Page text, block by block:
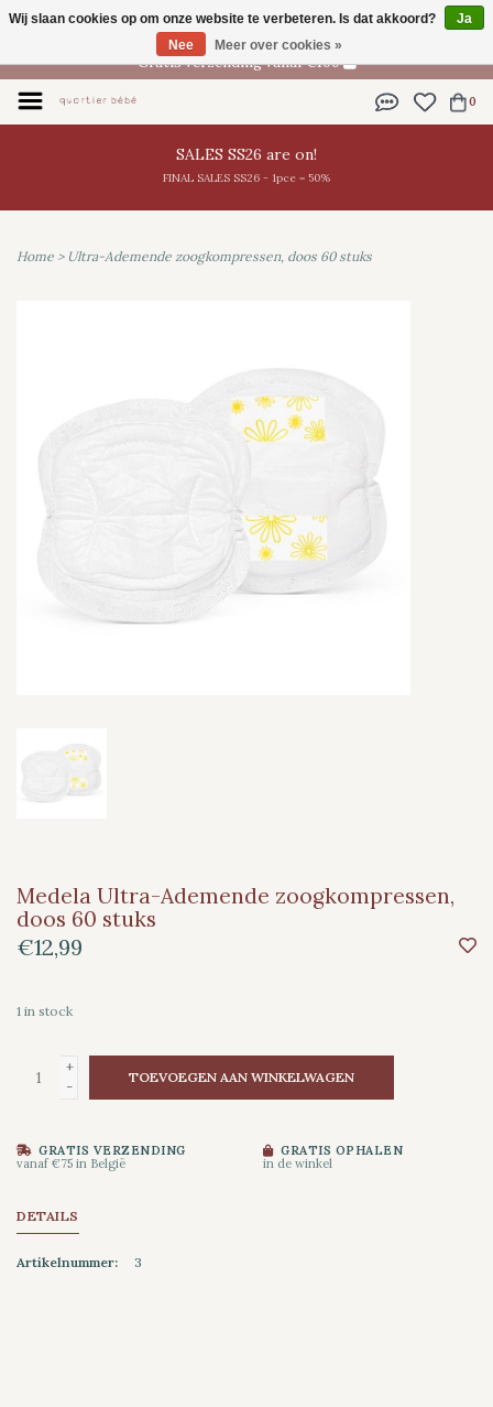
NL
Gratis verzending vanaf €100
0
SALES SS26 are on!
FINAL SALES SS26 - 1pce = 50%
Home > Ultra-Ademende zoogkompressen, doos 60 stuks
Medela Ultra-Ademende zoogkompressen,
doos 60 stuks
€12,99
1 in stock
+
-
TOEVOEGEN AAN WINKELWAGEN
GRATIS VERZENDING
vanaf €75 in België
GRATIS OPHALEN
in de winkel
DETAILS
Artikelnummer: 3
Wij slaan cookies op om onze website te verbeteren. Is dat akkoord?
Ja
Nee
Meer over cookies »